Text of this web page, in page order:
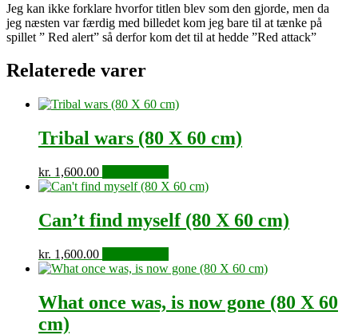
Jeg kan ikke forklare hvorfor titlen blev som den gjorde, men da
jeg næsten var færdig med billedet kom jeg bare til at tænke på
spillet ” Red alert” så derfor kom det til at hedde ”Red attack”
Relaterede varer
Tribal wars (80 X 60 cm)
kr. 1,600.00
Can’t find myself (80 X 60 cm)
kr. 1,600.00
What once was, is now gone (80 X 60
cm)